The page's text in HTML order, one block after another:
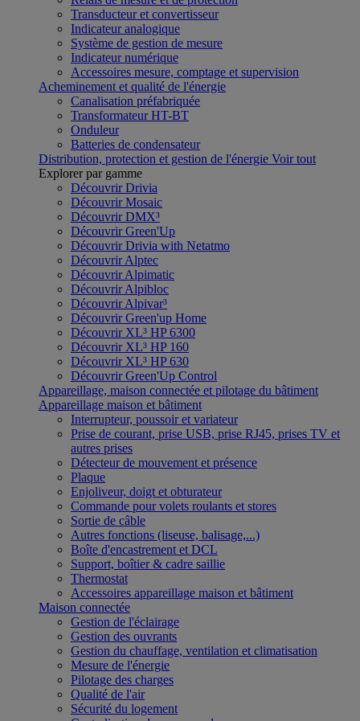
Transducteur et convertisseur
Indicateur analogique
Système de gestion de mesure
Indicateur numérique
Accessoires mesure, comptage et supervision
Acheminement et qualité de l'énergie
Canalisation préfabriquée
Transformateur HT-BT
Onduleur
Batteries de condensateur
Distribution, protection et gestion de l'énergie Voir tout
Explorer par gamme
Découvrir Drivia
Découvrir Mosaic
Découvrir DMX³
Découvrir Green'Up
Découvrir Drivia with Netatmo
Découvrir Alptec
Découvrir Alpimatic
Découvrir Alpibloc
Découvrir Alpivar³
Découvrir Green'up Home
Découvrir XL³ HP 6300
Découvrir XL³ HP 160
Découvrir XL³ HP 630
Découvrir Green'Up Control
Appareillage, maison connectée et pilotage du bâtiment
Appareillage maison et bâtiment
Interrupteur, poussoir et variateur
Prise de courant, prise USB, prise RJ45, prises TV et
autres prises
Détecteur de mouvement et présence
Plaque
Enjoliveur, doigt et obturateur
Commande pour volets roulants et stores
Sortie de câble
Autres fonctions (liseuse, balisage,...)
Boîte d'encastrement et DCL
Support, boîtier & cadre saillie
Thermostat
Accessoires appareillage maison et bâtiment
Maison connectée
Gestion de l'éclairage
Gestion des ouvrants
Gestion du chauffage, ventilation et climatisation
Mesure de l'énergie
Pilotage des charges
Qualité de l'air
Sécurité du logement